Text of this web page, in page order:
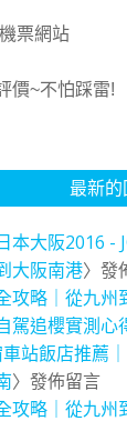
票網站
價~不怕踩雷!
最新
本大阪2016 -
大阪南港〉發
攻略｜從九州
駕追櫻實測心
站飯店推薦
〉發佈留言
攻略｜從九州